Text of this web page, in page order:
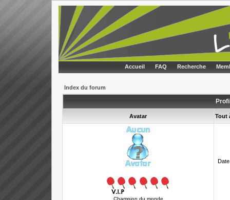
Accueil FAQ Recherche
Index du forum
Avatar Tout
Champion du monde